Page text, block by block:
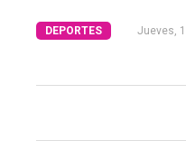
DEPORTES Jueves,